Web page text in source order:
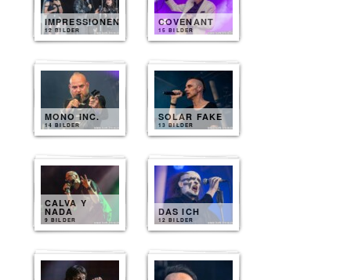
IMPRESSIONEN
12 BILDER
COVENANT
15 BILDER
MONO INC.
14 BILDER
SOLAR FAKE
13 BILDER
CALVA Y
NADA
9 BILDER
DAS ICH
12 BILDER